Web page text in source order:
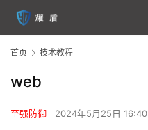
首页 技术教程
web
至强防御 2024年5月25日 16:40